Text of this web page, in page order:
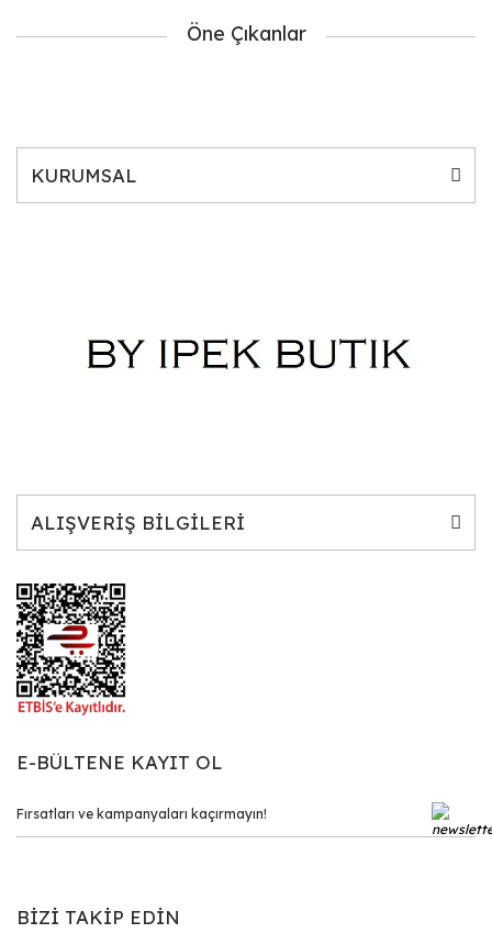
Öne Çıkanlar
KURUMSAL
ALIŞVERİŞ BİLGİLERİ
E-BÜLTENE KAYIT OL
BİZİ TAKİP EDİN